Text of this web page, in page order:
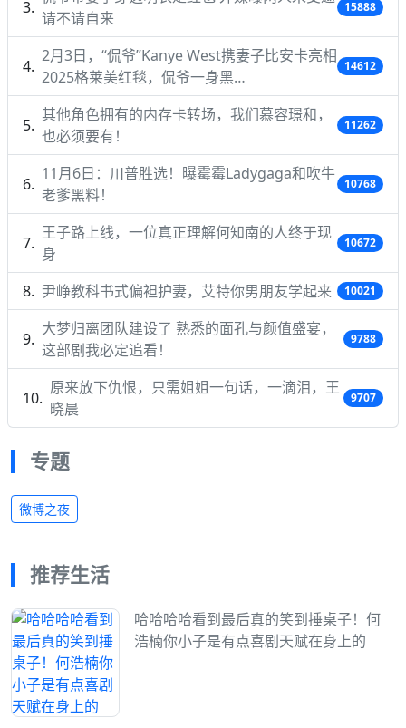
请不请自来
15888
2月3日，“侃爷”Kanye West携妻子比安卡亮相
2025格莱美红毯，侃爷一身黑…
14612
其他角色拥有的内存卡转场，我们慕容璟和，
也必须要有！
11262
11月6日：川普胜选！曝霉霉Ladygaga和吹牛
老爹黑料！
10768
王子路上线，一位真正理解何知南的人终于现
身
10672
尹峥教科书式偏袒护妻，艾特你男朋友学起来 10021
大梦归离团队建设了 熟悉的面孔与颜值盛宴，
这部剧我必定追看！
9788
原来放下仇恨，只需姐姐一句话，一滴泪，王
晓晨
9707
专题
微博之夜
推荐生活
哈哈哈哈看到最后真的笑到捶桌子！何
浩楠你小子是有点喜剧天赋在身上的